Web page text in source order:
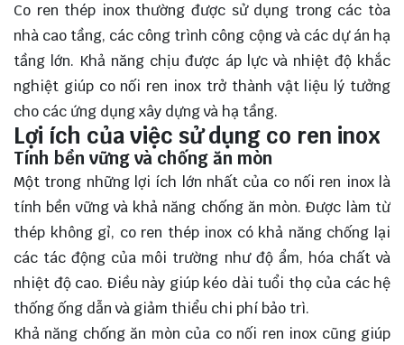
Co ren thép inox thường được sử dụng trong các tòa
nhà cao tầng, các công trình công cộng và các dự án hạ
tầng lớn. Khả năng chịu được áp lực và nhiệt độ khắc
nghiệt giúp co nối ren inox trở thành vật liệu lý tưởng
cho các ứng dụng xây dựng và hạ tầng.
Lợi ích của việc sử dụng co ren inox
Tính bền vững và chống ăn mòn
Một trong những lợi ích lớn nhất của co nối ren inox là
tính bền vững và khả năng chống ăn mòn. Được làm từ
thép không gỉ, co ren thép inox có khả năng chống lại
các tác động của môi trường như độ ẩm, hóa chất và
nhiệt độ cao. Điều này giúp kéo dài tuổi thọ của các hệ
thống ống dẫn và giảm thiểu chi phí bảo trì.
Khả năng chống ăn mòn của co nối ren inox cũng giúp